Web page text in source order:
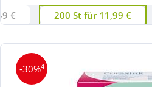
€ 200 St für 11,99 €
-30%4